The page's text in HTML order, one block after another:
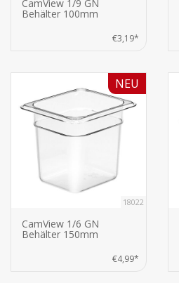
CamView 1/9 GN
Behälter 100mm
€3,19*
18022
CamView 1/6 GN
Behälter 150mm
€4,99*
NEU